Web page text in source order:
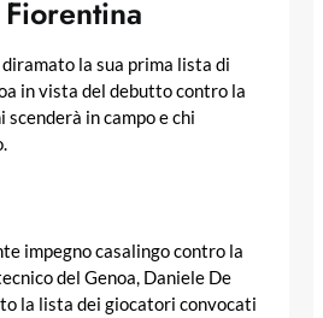
la sua prima lista di
in vista del debutto contro la
scenderà in campo e chi
impegno casalingo contro la
del Genoa, Daniele De
la lista dei giocatori convocati